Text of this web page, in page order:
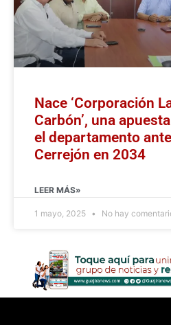
Nace ‘Corporación
Carbón’, una
el departamento
Cerrejón en 2034
LEER MÁS»
1 mayo, 2025 No hay